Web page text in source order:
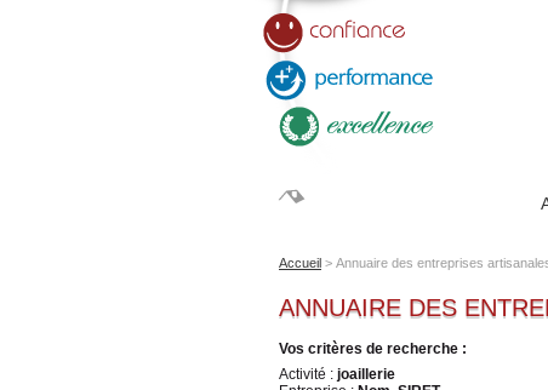
Accueil > Annuaire des entreprises
ANNUAIRE DES
Vos critères de recherche :
Activité : joaillerie